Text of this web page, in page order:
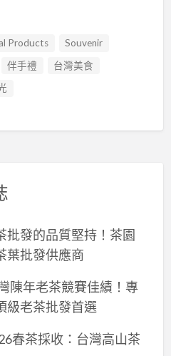
Products
Souvenir
伴手禮
台灣美食
批發的品質堅持！茶園
葉批發供應商
陳年老茶競賽佳績！專
級老茶批發首選
春茶採收：台灣高山茶